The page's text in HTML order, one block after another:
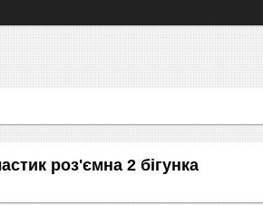
роз'ємна 2 бігунка